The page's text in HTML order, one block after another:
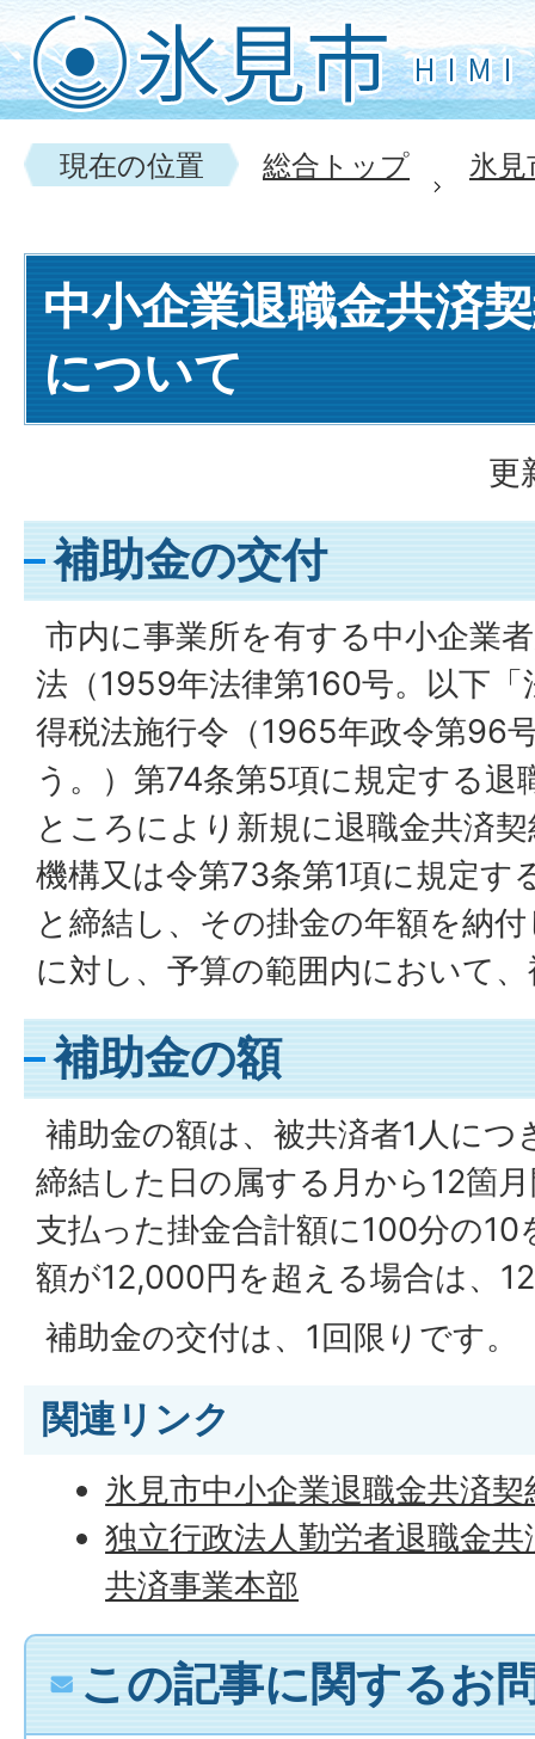
現在の位置 総合トップ 氷
中小企業退職金共済
について
更
補助金の交付
市内に事業所を有する中小企業
法（1959年法律第160号。以下
得税法施行令（1965年政令第96
う。）第74条第5項に規定する退
ところにより新規に退職金共済
機構又は令第73条第1項に規定す
と締結し、その掛金の年額を納
に対し、予算の範囲内において
補助金の額
補助金の額は、被共済者1人につ
締結した日の属する月から12箇
支払った掛金合計額に100分の
額が12,000円を超える場合は、
補助金の交付は、1回限りです。
関連リンク
氷見市中小企業退職金共済
独立行政法人勤労者退職金
共済事業本部
この記事に関するお